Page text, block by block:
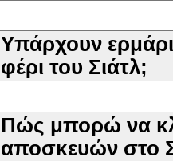
Υπάρχουν
φέρι του Σιάτλ;
Πώς μπορώ να
αποσκευών στο